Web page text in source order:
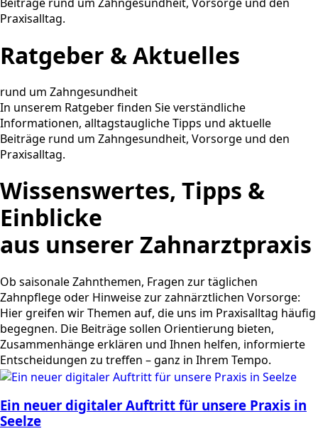
Praxisalltag.
Ratgeber & Aktuelles
rund um Zahngesundheit
In unserem Ratgeber finden Sie verständliche
Informationen, alltagstaugliche Tipps und aktuelle
Beiträge rund um Zahngesundheit, Vorsorge und den
Praxisalltag.
Wissenswertes, Tipps &
Einblicke
aus unserer Zahnarztpraxis
Ob saisonale Zahnthemen, Fragen zur täglichen
Zahnpflege oder Hinweise zur zahnärztlichen Vorsorge:
Hier greifen wir Themen auf, die uns im Praxisalltag häufig
begegnen. Die Beiträge sollen Orientierung bieten,
Zusammenhänge erklären und Ihnen helfen, informierte
Entscheidungen zu treffen – ganz in Ihrem Tempo.
Ein neuer digitaler Auftritt für unsere Praxis in
Seelze